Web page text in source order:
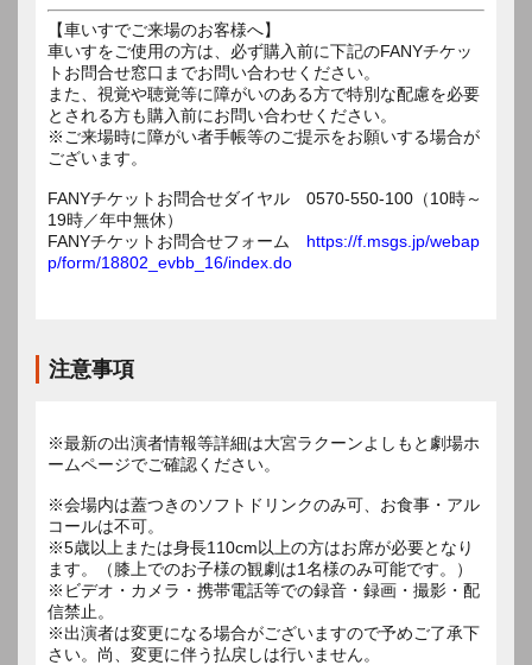
【車いすでご来場のお客様へ】
車いすをご使用の方は、必ず購入前に下記のFANYチケッ
トお問合せ窓口までお問い合わせください。
また、視覚や聴覚等に障がいのある方で特別な配慮を必要
とされる方も購入前にお問い合わせください。
※ご来場時に障がい者手帳等のご提示をお願いする場合が
ございます。
FANYチケットお問合せダイヤル 0570-550-100（10時～
19時／年中無休）
FANYチケットお問合せフォーム https://f.msgs.jp/webap
p/form/18802_evbb_16/index.do
注意事項
※最新の出演者情報等詳細は大宮ラクーンよしもと劇場ホ
ームページでご確認ください。
※会場内は蓋つきのソフトドリンクのみ可、お食事・アル
コールは不可。
※5歳以上または身長110cm以上の方はお席が必要となり
ます。（膝上でのお子様の観劇は1名様のみ可能です。）
※ビデオ・カメラ・携帯電話等での録音・録画・撮影・配
信禁止。
※出演者は変更になる場合がございますので予めご了承下
さい。尚、変更に伴う払戻しは行いません。